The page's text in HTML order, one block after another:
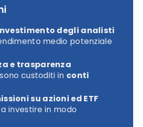
degli analisti
medio potenziale
e trasparenza
custoditi in conti
su azioni ed ETF
investire in modo